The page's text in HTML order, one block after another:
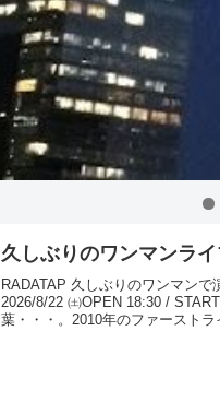
久しぶりのワンマンラ
RADATAP 久しぶりのワンマン
2026/8/22 ㈯OPEN 18:30 /
葉・・・。2010年のファースト